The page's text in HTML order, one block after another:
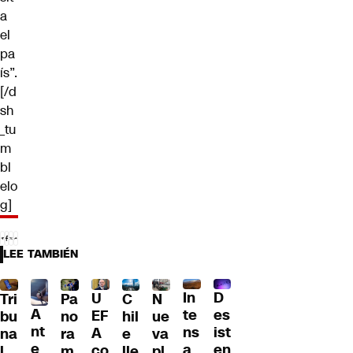
a
el
pa
ís”.
[/d
sh
_tu
m
bl
elo
g]
LEE TAMBIÉN
Tri
bu
na
A
nt
Pa
no
ra
U
EF
A
C
hil
e
N
ue
va
In
te
ns
D
es
ist